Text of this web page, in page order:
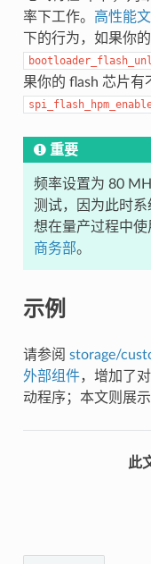
率下工作。 高性能
下的行为，如果你
果你的 flash 芯片有
重要
频率设置为 80
测试，因为此时
想在量产过程中
商务部。
示例
请参阅 storage/
外部组件，增加了
动程序；本文则展
此